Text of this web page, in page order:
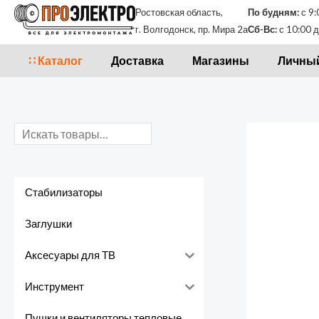
Перейти
Ростовская область,
г. Волгодонск, пр. Мира 2а
По будням:с
Сб-Вс:с 10:00
∷ Каталог Доставка Магазины
П
Стабилизаторы
Заглушки
Аксесуары для ТВ
Инструмент